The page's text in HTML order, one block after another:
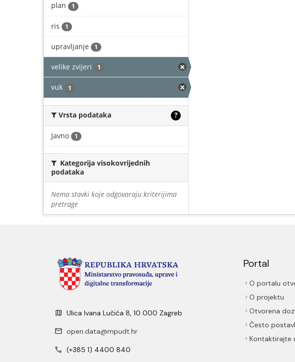
plan 1
ris 1
upravljanje 1
velike zvijeri 1
vuk 1
Vrsta podataka ?
Javno 1
Kategorija visokovrijednih
podataka
Nema stavki koje odgovaraju kriterijima
pretrage